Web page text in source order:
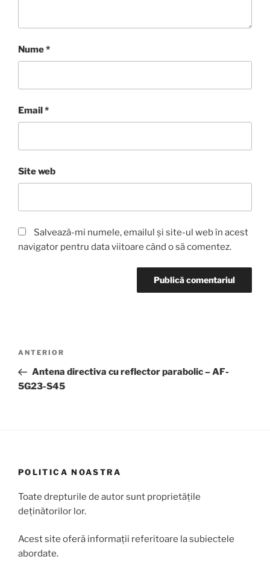
Nume*
Email*
Site web
Salvează-mi numele, emailul și site-ul web în acest
navigator pentru data viitoare când o să comentez.
Navigare
articole
Articolul
anterior
ANTERIOR
Antena directiva cu reflector parabolic – AF-
5G23-S45
POLITICA NOASTRA
Toate drepturile de autor sunt proprietățile
deținătorilor lor.
Acest site oferă informații referitoare la subiectele
abordate.